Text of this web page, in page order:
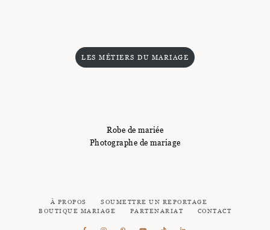
LES MÉTIERS DU MARIAGE
Robe de mariée
Photographe de mariage
À PROPOS
SOUMETTRE UN REPORTAGE
BOUTIQUE MARIAGE
PARTENARIAT CONTACT